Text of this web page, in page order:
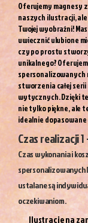
Oferujemy magnesy
naszych ilustracji,
Twojej wyobraźni!
uwiecznić ulubione
czy po prostu
unikalnego?
spersonalizowanych
stworzenia całej
wytycznych. Dzięki
nie tylko piękne, ale
idealnie
Czas realizacji
Czas wykonania i
spersonalizowanych
ustalane są
oczekiwaniom.
​Ilustracje na